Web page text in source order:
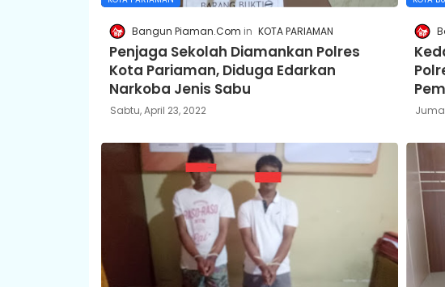
Bangun Piaman.Com KOTA PARIAMAN
Penjaga Sekolah Diamankan Polres
Kota Pariaman, Diduga Edarkan
Narkoba Jenis Sabu
Sabtu, April 23, 2022